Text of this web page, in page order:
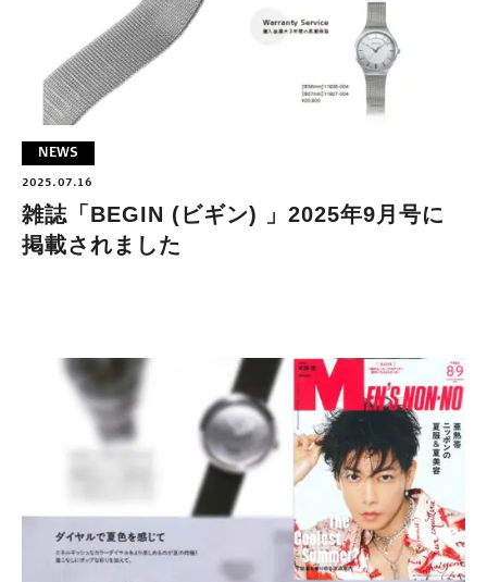
NEWS
2025.07.16
雑誌「BEGIN (ビギン) 」2025年9月号に
掲載されました